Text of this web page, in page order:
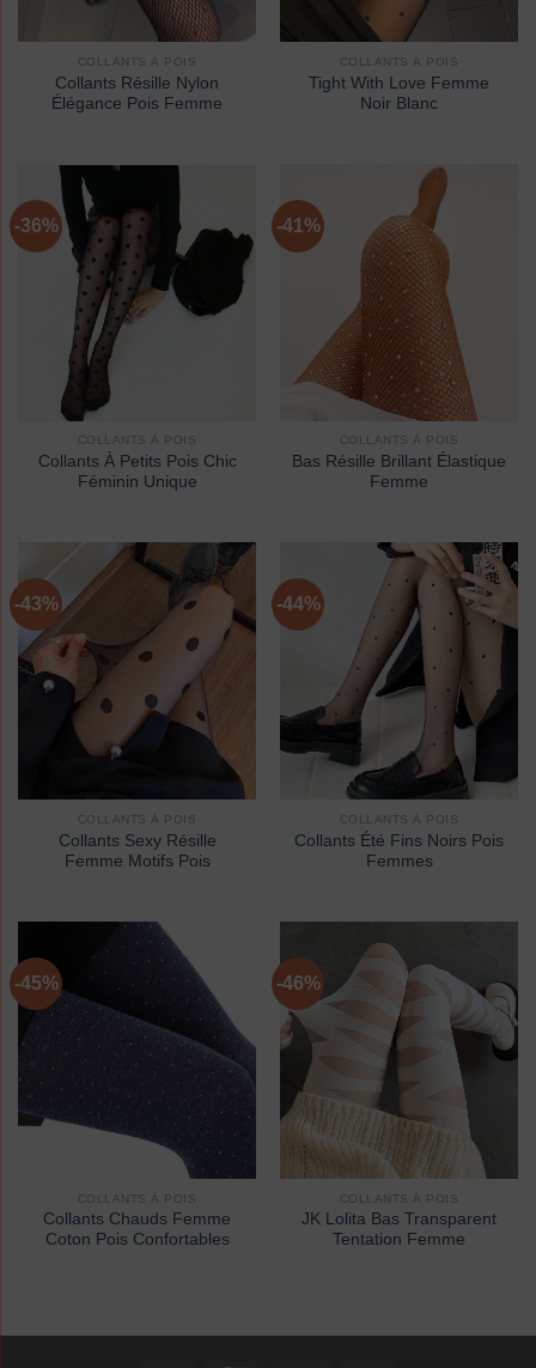
COLLANTS À POIS
Collants Résille Nylon
Élégance Pois Femme
COLLANTS À POIS
Tight With Love Femme
Noir Blanc
-36%
COLLANTS À POIS
Collants À Petits Pois Chic
Féminin Unique
-41%
COLLANTS À POIS
Bas Résille Brillant Élastique
Femme
-43%
COLLANTS À POIS
Collants Sexy Résille
Femme Motifs Pois
-44%
COLLANTS À POIS
Collants Été Fins Noirs Pois
Femmes
-45%
COLLANTS À POIS
Collants Chauds Femme
Coton Pois Confortables
-46%
COLLANTS À POIS
JK Lolita Bas Transparent
Tentation Femme